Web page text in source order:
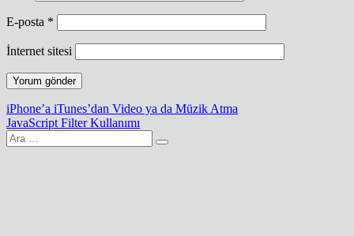
E-posta *
İnternet sitesi
Yazı
gezinmesi
iPhone’a iTunes’dan Video ya da Müzik Atma
JavaScript Filter Kullanımı
Arama
yap: